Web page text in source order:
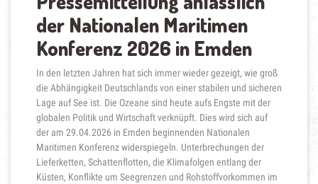
der Nationalen Maritimen
Konferenz 2026 in Emden
In den letzten Jahren hat sich immer wieder gezeigt, wie groß
die Abhängigkeit Deutschlands von einer stabilen und sicheren
Lage auf See ist. Die Ozeane sind heute aufs Engste mit der
globalen Politik und Wirtschaft verknüpft. Dies wird sich auf
der am 29.04.2026 in Emden beginnenden Nationalen
Maritimen Konferenz widerspiegeln. Unterbrechungen der
Lieferketten, Schattenflotten, die Klimafolgen entlang der
Küsten, Konflikte um Seegrenzen und Rohstoffvorkommen im